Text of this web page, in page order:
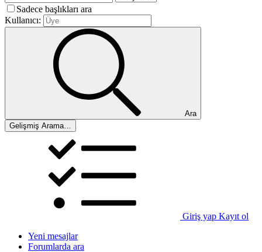
Sadece başlıkları ara
Kullanıcı:
Ara
Gelişmiş Arama…
Giriş yap Kayıt ol
Yeni mesajlar
Forumlarda ara